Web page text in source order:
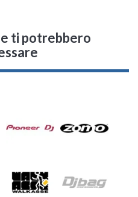
ti potrebbero